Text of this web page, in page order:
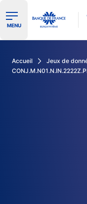
Ouvrir le menu de
MENU
Accueil Jeux de